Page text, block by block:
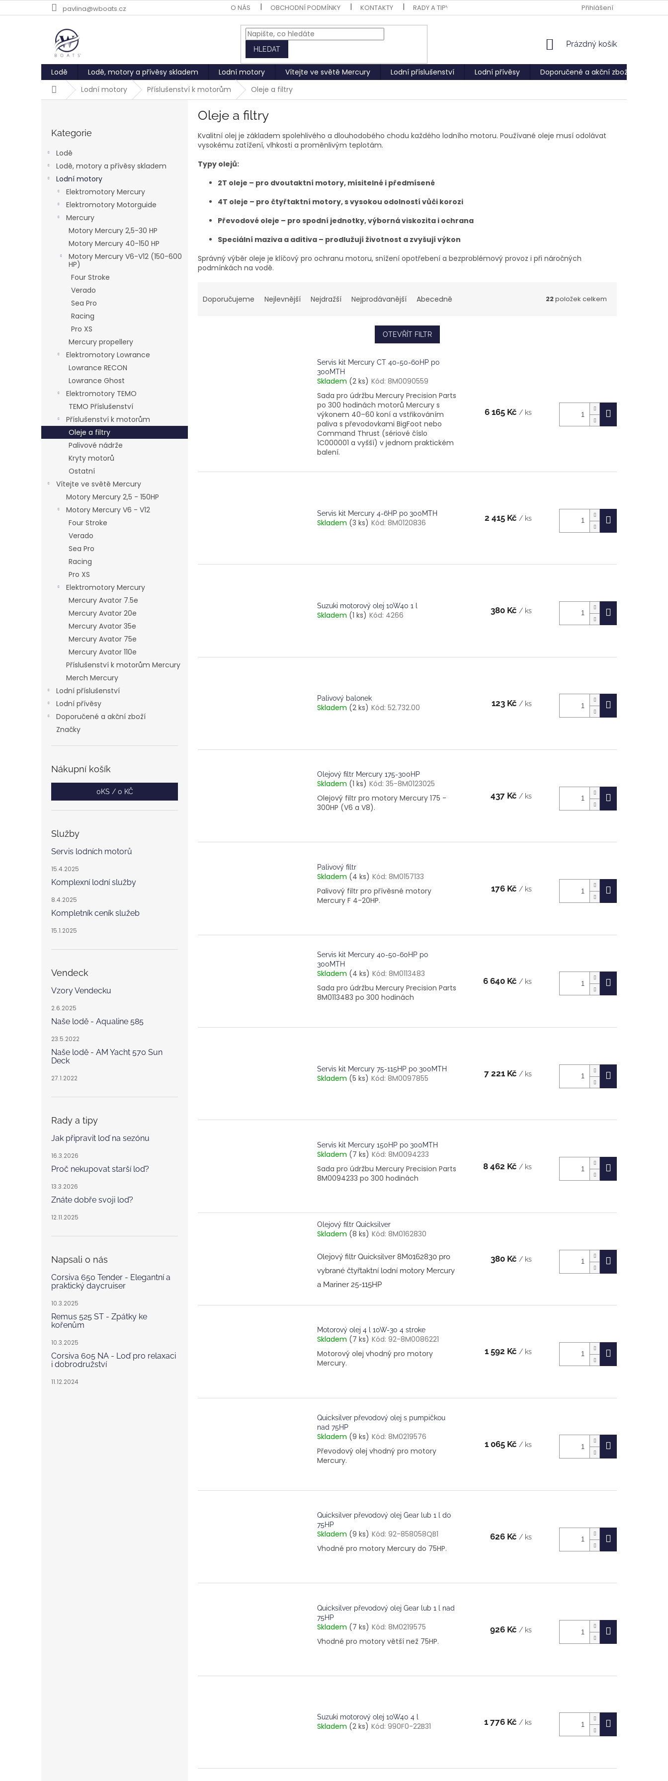
na
pavlina@wboats.cz O NÁS OBCHODNÍ PODMÍNKY KONTAKTY RADY A TIPY Přihlášení
HLEDAT
NÁKUPNÍ
Prázdný košík
Lodě Lodě, motory a přívěsy skladem Lodní motory Vítejte ve světě Mercury Lodní příslušenství Lodní přívěsy Doporučené a akční zboží
DomůLodní motory Příslušenství k motorům Oleje a filtry
kategorie
Kategorie
Lodě
Lodě, motory a přívěsy skladem
Lodní motory
Elektromotory Mercury
Elektromotory Motorguide
Mercury
Motory Mercury 2,5-30 HP
Motory Mercury 40-150 HP
Motory Mercury V6-V12 (150-600
HP)
Four Stroke
Verado
Sea Pro
Racing
Pro XS
Mercury propellery
Elektromotory Lowrance
Lowrance RECON
Lowrance Ghost
Elektromotory TEMO
TEMO Příslušenství
Příslušenství k motorům
Oleje a filtry
Palivové nádrže
Kryty motorů
Ostatní
Vítejte ve světě Mercury
Motory Mercury 2,5 - 150HP
Motory Mercury V6 - V12
Four Stroke
Verado
Sea Pro
Racing
Pro XS
Elektromotory Mercury
Mercury Avator 7.5e
Mercury Avator 20e
Mercury Avator 35e
Mercury Avator 75e
Mercury Avator 110e
Příslušenství k motorům Mercury
Merch Mercury
Lodní příslušenství
Lodní přívěsy
Doporučené a akční zboží
Značky
Nákupní košík
0KS / 0 KČ
Služby
Servis lodních motorů
15.4.2025
Komplexní lodní služby
8.4.2025
Kompletník ceník služeb
15.1.2025
Vendeck
Vzory Vendecku
2.6.2025
Naše lodě - Aqualine 585
23.5.2022
Naše lodě - AM Yacht 570 Sun
Deck
27.1.2022
Rady a tipy
Jak připravit loď na sezónu
16.3.2026
Proč nekupovat starší loď?
13.3.2026
Znáte dobře svoji loď?
12.11.2025
Napsali o nás
Corsiva 650 Tender - Elegantní a
praktický daycruiser
10.3.2025
Remus 525 ST - Zpátky ke
kořenům
10.3.2025
Corsiva 605 NA - Loď pro relaxaci
i dobrodružství
11.12.2024
Oleje a filtry
Kvalitní olej je základem spolehlivého a dlouhodobého chodu každého lodního motoru. Používané oleje musí odolávat
vysokému zatížení, vlhkosti a proměnlivým teplotám.
Typy olejů:
2T oleje – pro dvoutaktní motory, mísitelné i předmísené
4T oleje – pro čtyřtaktní motory, s vysokou odolností vůči korozi
Převodové oleje – pro spodní jednotky, výborná viskozita i ochrana
Speciální maziva a aditiva – prodlužují životnost a zvyšují výkon
Správný výběr oleje je klíčový pro ochranu motoru, snížení opotřebení a bezproblémový provoz i při náročných
podmínkách na vodě.
Doporučujeme Nejlevnější Nejdražší Nejprodávanější Abecedně 22položek celkem
OTEVŘÍT FILTR
Servis kit Mercury CT 40-50-60HP po
300MTH
Skladem (2 ks) Kód: 8M0090559
Sada pro údržbu Mercury Precision Parts
po 300 hodinách motorů Mercury s
výkonem 40–60 koní a vstřikováním
paliva s převodovkami BigFoot nebo
Command Thrust (sériové číslo
1C000001 a vyšší) v jednom praktickém
balení.
6 165 Kč / ks
Servis kit Mercury 4-6HP po 300MTH
Skladem (3 ks) Kód: 8M0120836 2 415 Kč/ ks
Suzuki motorový olej 10W40 1 l
Skladem (1 ks) Kód: 4266 380 Kč/ ks
Palivový balonek
Skladem (2 ks) Kód: 52.732.00 123 Kč / ks
Olejový filtr Mercury 175-300HP
Skladem (1 ks) Kód: 35-8M0123025
Olejový filtr pro motory Mercury 175 -
300HP (V6 a V8).
437 Kč/ ks
Palivový filtr
Skladem (4 ks) Kód: 8M0157133
Palivový filtr pro přívěsné motory
Mercury F 4-20HP.
176 Kč / ks
Servis kit Mercury 40-50-60HP po
300MTH
Skladem (4 ks) Kód: 8M0113483
Sada pro údržbu Mercury Precision Parts
8M0113483 po 300 hodinách
6 640 Kč / ks
Servis kit Mercury 75-115HP po 300MTH
Skladem (5 ks) Kód: 8M0097855 7 221 Kč/ ks
Servis kit Mercury 150HP po 300MTH
Skladem (7 ks) Kód: 8M0094233
Sada pro údržbu Mercury Precision Parts
8M0094233 po 300 hodinách
8 462 Kč / ks
Olejový filtr Quicksilver
Skladem (8 ks) Kód: 8M0162830
Olejový filtr Quicksilver 8M0162830 pro
vybrané čtyřtaktní lodní motory Mercury
a Mariner 25-115HP
380 Kč/ ks
Motorový olej 4 l 10W-30 4 stroke
Skladem (7 ks) Kód: 92-8M0086221
Motorový olej vhodný pro motory
Mercury.
1 592 Kč/ ks
Quicksilver převodový olej s pumpičkou
nad 75HP
Skladem (9 ks) Kód: 8M0219576
Převodový olej vhodný pro motory
Mercury.
1 065 Kč / ks
Quicksilver převodový olej Gear lub 1 l do
75HP
Skladem (9 ks) Kód: 92-858058QB1
Vhodné pro motory Mercury do 75HP.
626 Kč/ ks
Quicksilver převodový olej Gear lub 1 l nad
75HP
Skladem (7 ks) Kód: 8M0219575
Vhodné pro motory větší než 75HP.
926 Kč / ks
Suzuki motorový olej 10W40 4 l
Skladem (2 ks) Kód: 990F0-22B31 1 776 Kč / ks